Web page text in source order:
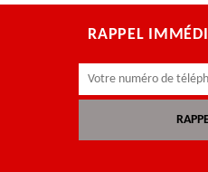
RAPPEL